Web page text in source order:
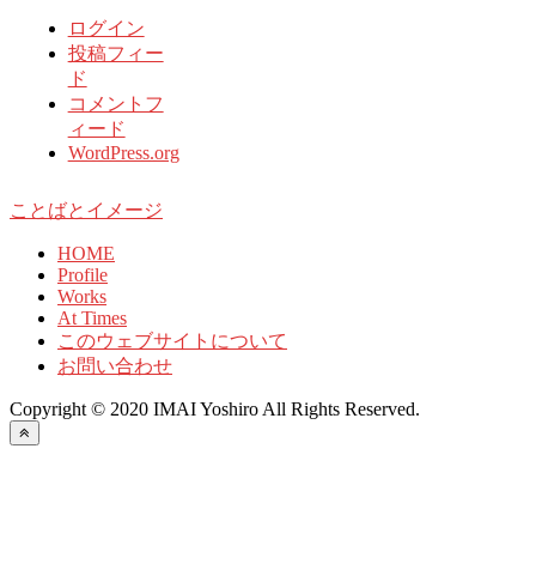
ログイン
投稿フィー
ド
コメントフ
ィード
WordPress.org
ことばとイメージ
HOME
Profile
Works
At Times
このウェブサイトについて
お問い合わせ
Copyright © 2020 IMAI Yoshiro All Rights Reserved.